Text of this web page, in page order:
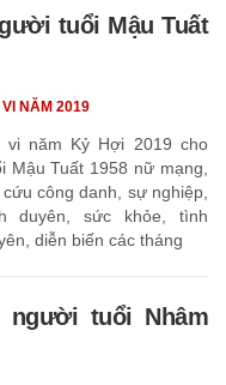
tuổi Mậu Tuất
vi năm Kỷ Hợi 2019 cho
Mậu Tuất 1958 nữ mạng,
công danh, sự nghiệp,
duyên, sức khỏe, tình
diễn biến các tháng
NĂM 2019
người tuổi Nhâm